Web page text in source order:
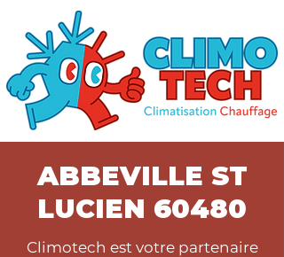
ABBEVILLE ST
LUCIEN 60480
Climotech est votre partenaire